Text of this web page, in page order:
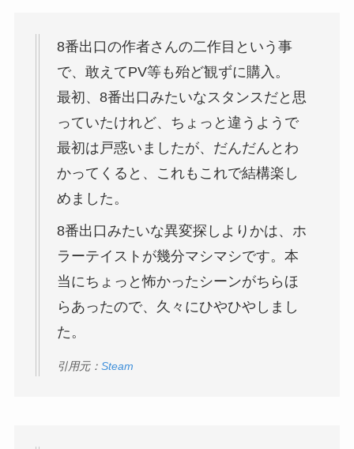
8番出口の作者さんの二作目という事
で、敢えてPV等も殆ど観ずに購入。
最初、8番出口みたいなスタンスだと思
っていたけれど、ちょっと違うようで
最初は戸惑いましたが、だんだんとわ
かってくると、これもこれで結構楽し
めました。
8番出口みたいな異変探しよりかは、ホ
ラーテイストが幾分マシマシです。本
当にちょっと怖かったシーンがちらほ
らあったので、久々にひやひやしまし
た。
引用元： Steam